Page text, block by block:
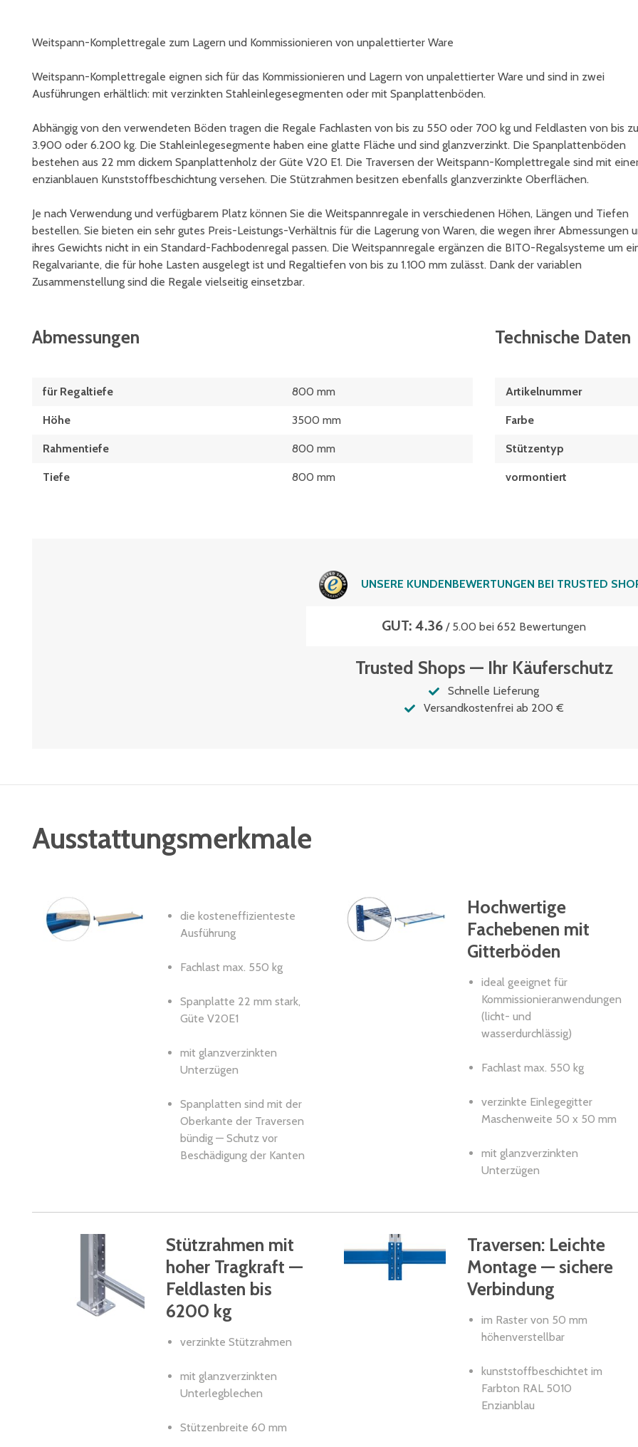
Weitspann-Komplettregale zum Lagern und Kommissionieren von unpalettierter Ware
Weitspann-Komplettregale eignen sich für das Kommissionieren und Lagern von unpalettierter Ware und sind in zwei
Ausführungen erhältlich: mit verzinkten Stahleinlegesegmenten oder mit Spanplattenböden.
Abhängig von den verwendeten Böden tragen die Regale Fachlasten von bis zu 550 oder 700 kg und Feldlasten von bis zu
3.900 oder 6.200 kg. Die Stahleinlegesegmente haben eine glatte Fläche und sind glanzverzinkt. Die Spanplattenböden
bestehen aus 22 mm dickem Spanplattenholz der Güte V20 E1. Die Traversen der Weitspann-Komplettregale sind mit
enzianblauen Kunststoffbeschichtung versehen. Die Stützrahmen besitzen ebenfalls glanzverzinkte Oberflächen.
Je nach Verwendung und verfügbarem Platz können Sie die Weitspannregale in verschiedenen Höhen, Längen und Tiefen
bestellen. Sie bieten ein sehr gutes Preis-Leistungs-Verhältnis für die Lagerung von Waren, die wegen ihrer Abmessungen
ihres Gewichts nicht in ein Standard-Fachbodenregal passen. Die Weitspannregale ergänzen die BITO-Regalsysteme um
Regalvariante, die für hohe Lasten ausgelegt ist und Regaltiefen von bis zu 1.100 mm zulässt. Dank der variablen
Zusammenstellung sind die Regale vielseitig einsetzbar.
Abmessungen
für Regaltiefe 800 mm
Höhe 3500 mm
Rahmentiefe 800 mm
Tiefe 800 mm
Technische Daten
Artikelnummer
Farbe
Stützentyp
vormontiert
UNSERE KUNDENBEWERTUNGEN BEI TRUSTED
GUT: 4.36 / 5.00 bei 652 Bewertungen
Trusted Shops — Ihr Käuferschutz
Schnelle Lieferung
Versandkostenfrei ab 200 €
Ausstattungsmerkmale
die kosteneffizienteste
Ausführung
Fachlast max. 550 kg
Spanplatte 22 mm stark,
Güte V20E1
mit glanzverzinkten
Unterzügen
Spanplatten sind mit der
Oberkante der Traversen
bündig — Schutz vor
Beschädigung der Kanten
Hochwertige
Fachebenen mit
Gitterböden
ideal geeignet für
Kommissionieranwendungen
(licht- und
wasserdurchlässig)
Fachlast max. 550 kg
verzinkte Einlegegitter
Maschenweite 50 x 50 mm
mit glanzverzinkten
Unterzügen
Stützrahmen mit
hoher Tragkraft —
Feldlasten bis
6200 kg
verzinkte Stützrahmen
mit glanzverzinkten
Unterlegblechen
Stützenbreite 60 mm
Traversen: Leichte
Montage — sichere
Verbindung
im Raster von 50 mm
höhenverstellbar
kunststoffbeschichtet im
Farbton RAL 5010
Enzianblau